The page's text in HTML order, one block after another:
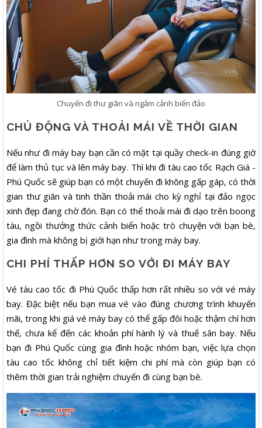
Chuyến đi thư giãn và ngắm cảnh biển đảo
CHỦ ĐỘNG VÀ THOẢI MÁI VỀ THỜI GIAN
Nếu như đi máy bay bạn cần có mặt tại quầy check-in đúng giờ
để làm thủ tục và lên máy bay. Thì khi đi tàu cao tốc Rạch Giá -
Phú Quốc sẽ giúp bạn có một chuyến đi không gấp gáp, có thời
gian thư giãn và tinh thần thoải mái cho kỳ nghỉ tại đảo ngọc
xinh đẹp đang chờ đón. Bạn có thể thoải mái đi dạo trên boong
tàu, ngồi thưởng thức cảnh biển hoặc trò chuyện với bạn bè,
gia đình mà không bị giới hạn như trong máy bay.
CHI PHÍ THẤP HƠN SO VỚI ĐI MÁY BAY
Vé tàu cao tốc đi Phú Quốc thấp hơn rất nhiều so với vé máy
bay. Đặc biệt nếu bạn mua vé vào đúng chương trình khuyến
mãi, trong khi giá vé máy bay có thể gấp đôi hoặc thậm chí hơn
thế, chưa kể đến các khoản phí hành lý và thuế sân bay. Nếu
bạn đi Phú Quốc cùng gia đình hoặc nhóm bạn, việc lựa chọn
tàu cao tốc không chỉ tiết kiệm chi phí mà còn giúp bạn có
thêm thời gian trải nghiệm chuyến đi cùng bạn bè.